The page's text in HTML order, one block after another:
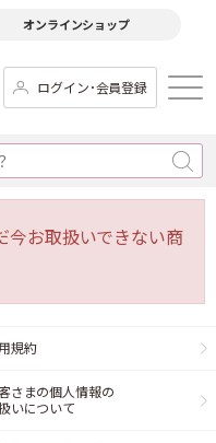
オンラインショップ
ログイン･会員登録
今お取扱いできない商
規約
さまの個人情報の
いについて